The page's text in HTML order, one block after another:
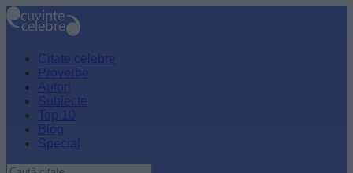
Blog
Special